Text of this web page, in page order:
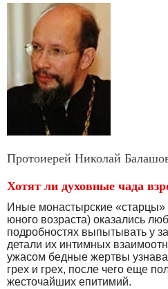
Протоиерей Николай
Хотят ли духовные чада
Иные монастырские «старцы»
юного возраста) оказались
подробностях выпытывать у
детали их интимных
ужасом бедные жертвы
грех и грех, после чего еще
жесточайших епитимий.